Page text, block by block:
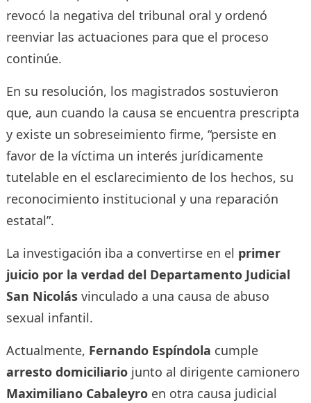
revocó la negativa del tribunal oral y ordenó
reenviar las actuaciones para que el proceso
continúe.
En su resolución, los magistrados sostuvieron
que, aun cuando la causa se encuentra prescripta
y existe un sobreseimiento firme, “persiste en
favor de la víctima un interés jurídicamente
tutelable en el esclarecimiento de los hechos, su
reconocimiento institucional y una reparación
estatal”.
La investigación iba a convertirse en el primer
juicio por la verdad del Departamento Judicial
San Nicolásvinculado a una causa de abuso
sexual infantil.
Actualmente, Fernando Espíndola cumple
arresto domiciliariojunto al dirigente camionero
Maximiliano Cabaleyroen otra causa judicial